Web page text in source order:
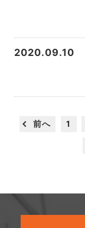
2020.09.10
前へ 1